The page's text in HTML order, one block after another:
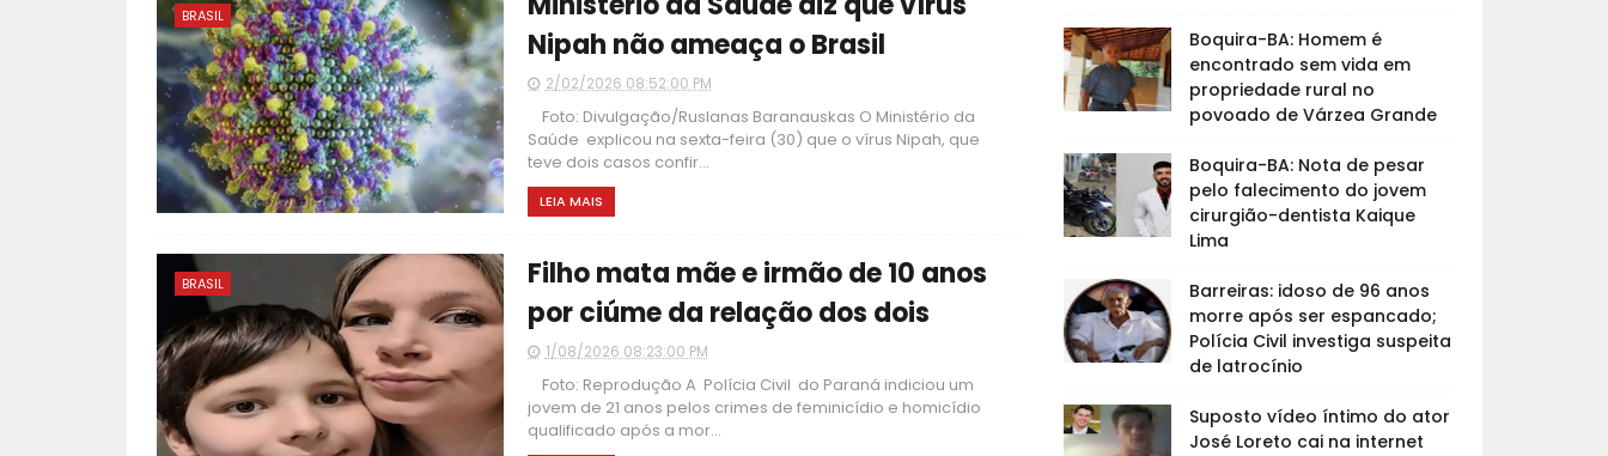
BRASIL
Nipah não ameaça o Brasil
2/02/2026 08:52:00 PM
Foto: Divulgação/Ruslanas Baranauskas O Ministério da
Saúde explicou na sexta-feira (30) que o vírus Nipah, que
teve dois casos confir...
LEIA MAIS
BRASIL
Filho mata mãe e irmão de 10 anos
por ciúme da relação dos dois
1/08/2026 08:23:00 PM
Foto: Reprodução A Polícia Civil do Paraná indiciou um
jovem de 21 anos pelos crimes de feminicídio e homicídio
qualificado após a mor...
Boquira-BA: Homem é
encontrado sem vida em
propriedade rural no
povoado de Várzea Grande
Boquira-BA: Nota de pesar
pelo falecimento do jovem
cirurgião-dentista Kaique
Lima
Barreiras: idoso de 96 anos
morre após ser espancado;
Polícia Civil investiga suspeita
de latrocínio
Suposto vídeo íntimo do ator
José Loreto cai na internet